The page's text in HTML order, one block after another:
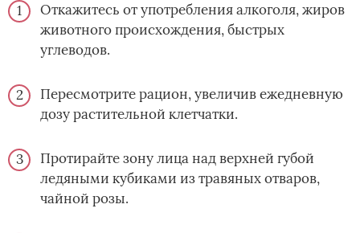
Откажитесь от употребления алкоголя, жиров
животного происхождения, быстрых
углеводов.
Пересмотрите рацион, увеличив ежедневную
дозу растительной клетчатки.
Протирайте зону лица над верхней губой
ледяными кубиками из травяных отваров,
чайной розы.